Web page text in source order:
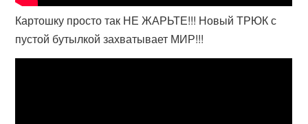
Картошку просто так НЕ ЖАРЬТЕ!!! Новый ТРЮК с
пустой бутылкой захватывает МИР!!!